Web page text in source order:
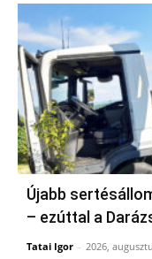
Újabb
– ezúttal a
Tatai Igor - 2026,